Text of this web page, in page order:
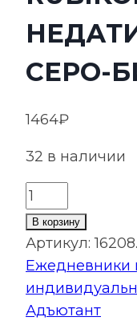
СЕРО-
1464₽
32 в наличии
Количество
товара
Ежедневник
Rubikon
на
заказ,
В корзину
Артикул:
Ежедневники
Адъютант